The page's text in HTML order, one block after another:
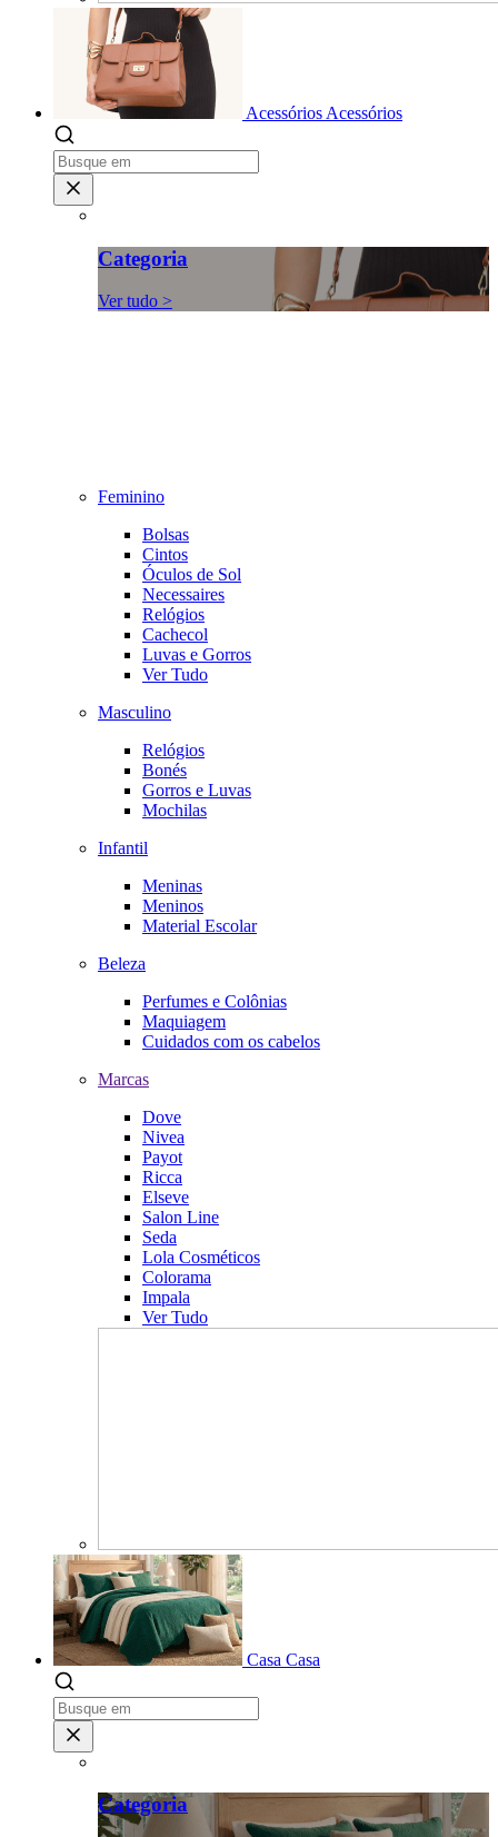
Acessórios Acessórios
Categoria
Ver tudo >
Feminino
Bolsas
Cintos
Óculos de Sol
Necessaires
Relógios
Cachecol
Luvas e Gorros
Ver Tudo
Masculino
Relógios
Bonés
Gorros e Luvas
Mochilas
Infantil
Meninas
Meninos
Material Escolar
Beleza
Perfumes e Colônias
Maquiagem
Cuidados com os cabelos
Marcas
Dove
Nivea
Payot
Ricca
Elseve
Salon Line
Seda
Lola Cosméticos
Colorama
Impala
Ver Tudo
Casa Casa
Categoria